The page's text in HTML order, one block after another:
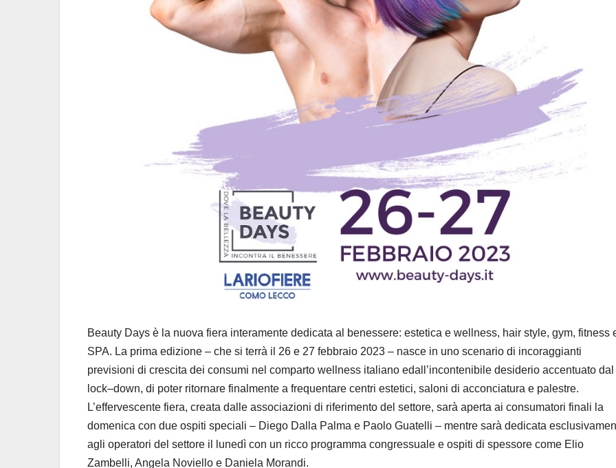
Beauty Days è la nuova fiera interamente dedicata al benessere: estetica e wellness, hair style, gym, fitness
SPA. La prima edizione – che si terrà il 26 e 27 febbraio 2023 – nasce in uno scenario di incoraggianti
previsioni di crescita dei consumi nel comparto wellness italiano edal l’incontenibile desiderio accentuato dal
lock–down, di poter ritornare finalmente a frequentare centri estetici, saloni di acconciatura e palestre.
L’effervescente fiera, creata dalle associazioni di riferimento del settore, sarà aperta ai consumatori finali la
domenica con due ospiti speciali – Diego Dalla Palma e Paolo Guatelli – mentre sarà dedicata
agli operatori del settore il lunedì con un ricco programma congressuale e ospiti di spessore come Elio
Zambelli, Angela Noviello e Daniela Morandi.